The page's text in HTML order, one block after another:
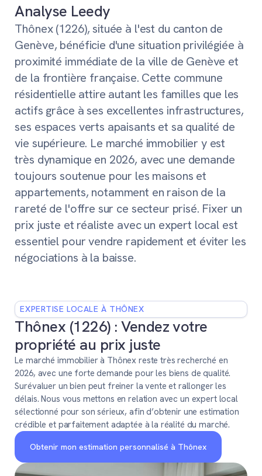
Analyse Leedy
Thônex (1226), située à l'est du canton de
Genève, bénéficie d'une situation privilégiée à
proximité immédiate de la ville de Genève et
de la frontière française. Cette commune
résidentielle attire autant les familles que les
actifs grâce à ses excellentes infrastructures,
ses espaces verts apaisants et sa qualité de
vie supérieure. Le marché immobilier y est
très dynamique en 2026, avec une demande
toujours soutenue pour les maisons et
appartements, notamment en raison de la
rareté de l'offre sur ce secteur prisé. Fixer un
prix juste et réaliste avec un expert local est
essentiel pour vendre rapidement et éviter les
négociations à la baisse.
EXPERTISE LOCALE À THÔNEX
Thônex (1226) : Vendez votre
propriété au prix juste
Le marché immobilier à Thônex reste très recherché en
2026, avec une forte demande pour les biens de qualité.
Surévaluer un bien peut freiner la vente et rallonger les
délais. Nous vous mettons en relation avec un expert local
sélectionné pour son sérieux, afin d’obtenir une estimation
crédible et parfaitement adaptée à la réalité du marché.
Obtenir mon estimation personnalisé à Thônex